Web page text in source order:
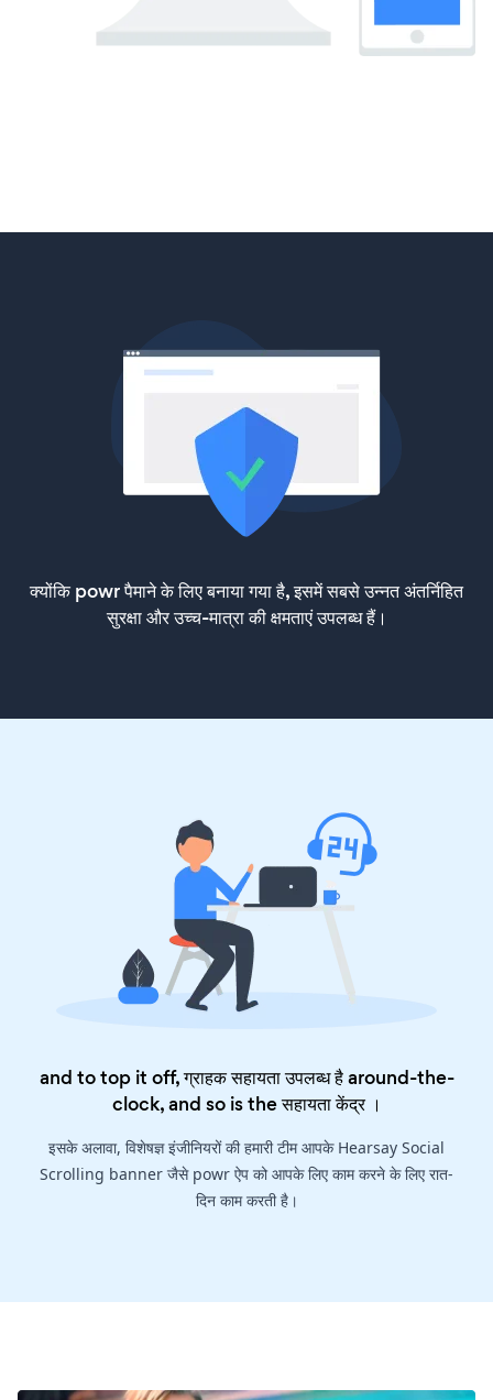
क्योंकि powr पैमाने के लिए बनाया गया है, इसमें सबसे उन्नत अंतर्निहित
सुरक्षा और उच्च-मात्रा की क्षमताएं उपलब्ध हैं।
and to top it off, ग्राहक सहायता उपलब्ध है around-the-
clock, and so is theसहायता केंद्र।
इसके अलावा, विशेषज्ञ इंजीनियरों की हमारी टीम आपके Hearsay Social
Scrolling banner जैसे powr ऐप को आपके लिए काम करने के लिए रात-
दिन काम करती है।